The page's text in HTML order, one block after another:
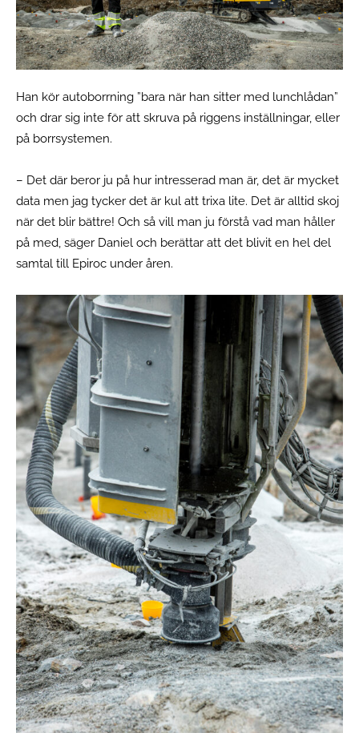
Han kör autoborrning ”bara när han sitter med lunchlådan”
och drar sig inte för att skruva på riggens inställningar, eller
på borrsystemen.
– Det där beror ju på hur intresserad man är, det är mycket
data men jag tycker det är kul att trixa lite. Det är alltid skoj
när det blir bättre! Och så vill man ju förstå vad man håller
på med, säger Daniel och berättar att det blivit en hel del
samtal till Epiroc under åren.